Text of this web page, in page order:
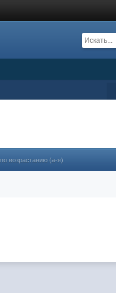
по возрастанию (а-я)